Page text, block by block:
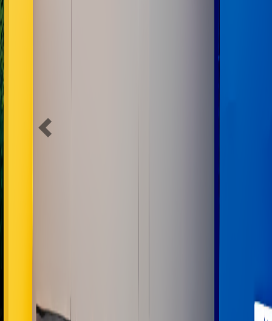
Previous